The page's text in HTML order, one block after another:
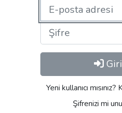
Yeni kullanıcı mısınız?
Şifrenizi mi